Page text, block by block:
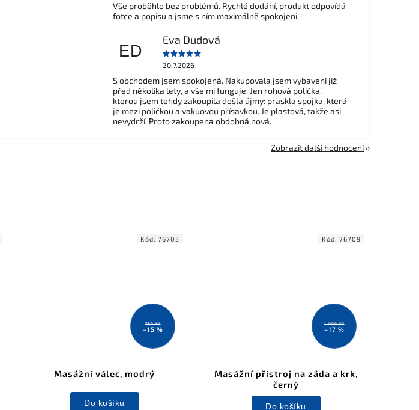
Vše proběhlo bez problémů. Rychlé dodání, produkt odpovídá
fotce a popisu a jsme s ním maximálně spokojeni.
ED
Eva Dudová
20.7.2026
S obchodem jsem spokojená. Nakupovala jsem vybavení již
před několika lety, a vše mi funguje. Jen rohová polička,
kterou jsem tehdy zakoupila došla újmy: praskla spojka, která
je mezi poličkou a vakuovou přísavkou. Je plastová, takže asi
nevydrží. Proto zakoupena obdobná,nová.
Zobrazit další hodnocení
789 Kč
–15 %
Masážní válec, modrý
Do košíku
Kód: 76705
1 999 Kč
–17 %
Masážní přístroj na záda a krk,
černý
Do košíku
Kód: 76709